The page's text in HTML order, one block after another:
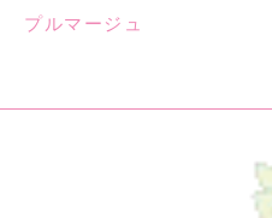
プルマージュ